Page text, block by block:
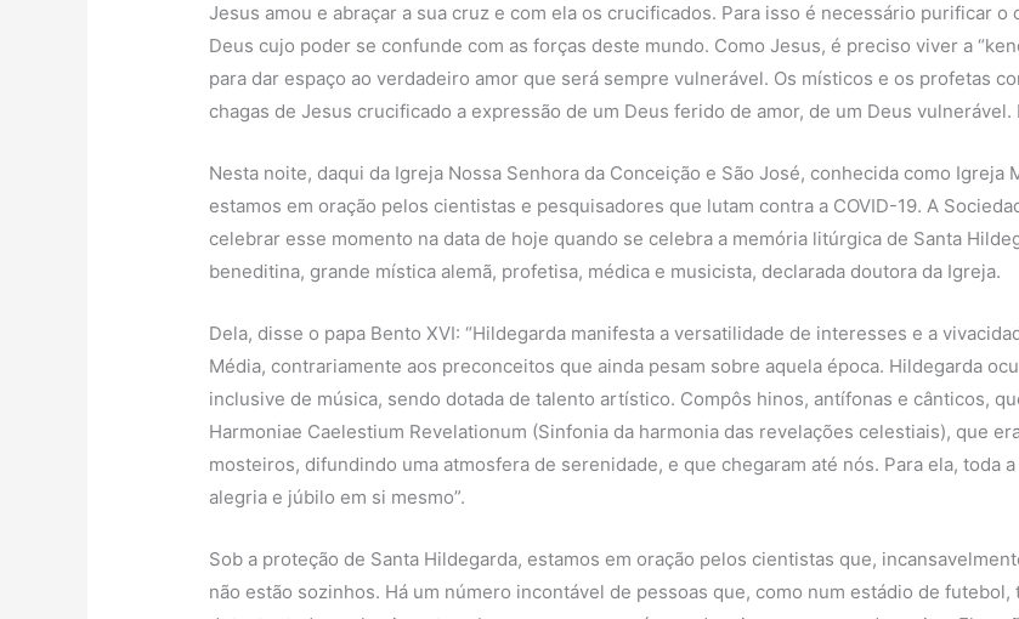
Jesus amou e abraçar a sua cruz e com ela os crucificados. Para isso é necessário purificar o
Deus cujo poder se confunde com as forças deste mundo. Como Jesus, é preciso viver a
para dar espaço ao verdadeiro amor que será sempre vulnerável. Os místicos e os profetas
chagas de Jesus crucificado a expressão de um Deus ferido de amor, de um Deus
Nesta noite, daqui da Igreja Nossa Senhora da Conceição e São José, conhecida como
estamos em oração pelos cientistas e pesquisadores que lutam contra a COVID-19. A
celebrar esse momento na data de hoje quando se celebra a memória litúrgica de Santa
beneditina, grande mística alemã, profetisa, médica e musicista, declarada doutora da Igreja.
Dela, disse o papa Bento XVI: “Hildegarda manifesta a versatilidade de interesses e a
Média, contrariamente aos preconceitos que ainda pesam sobre aquela época. Hildegarda
inclusive de música, sendo dotada de talento artístico. Compôs hinos, antífonas e cânticos,
Harmoniae Caelestium Revelationum (Sinfonia da harmonia das revelações celestiais), que
mosteiros, difundindo uma atmosfera de serenidade, e que chegaram até nós. Para ela, toda
alegria e júbilo em si mesmo”.
Sob a proteção de Santa Hildegarda, estamos em oração pelos cientistas que,
não estão sozinhos. Há um número incontável de pessoas que, como num estádio de